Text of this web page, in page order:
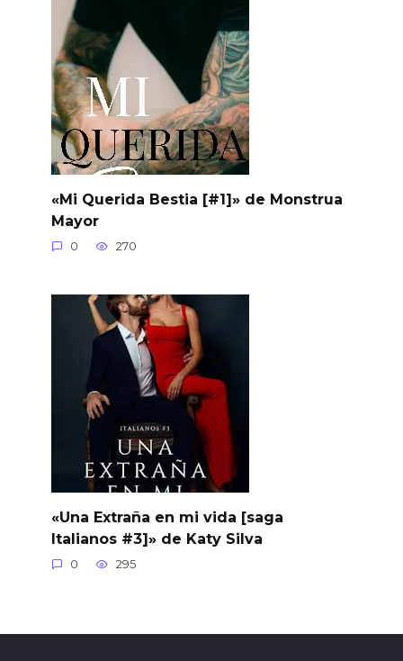
«Mi Querida Bestia [#1]» de Monstrua
Mayor
0 270
«Una Extraña en mi vida [saga
Italianos #3]» de Katy Silva
0 295